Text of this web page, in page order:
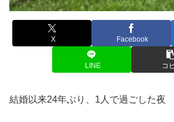
X Facebook
LINE コ
結婚以来24年ぶり、1人で過ごした夜